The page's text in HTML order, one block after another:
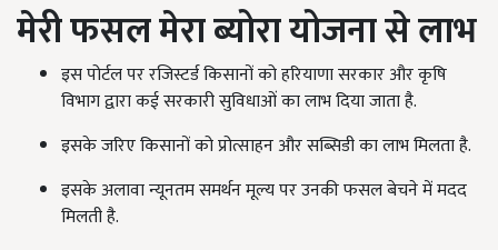
मेरी फसल मेरा ब्योरायोजना से लाभ
इस पोर्टल पर रजिस्टर्ड किसानों को हरियाणा सरकार और कृषि
विभाग द्वारा कई सरकारी सुविधाओं का लाभ दिया जाता है.
इसके जरिए किसानों को प्रोत्साहन और सब्सिडी का लाभ मिलता है.
इसके अलावा न्यूनतम समर्थन मूल्य पर उनकी फसल बेचने में मदद
मिलती है.